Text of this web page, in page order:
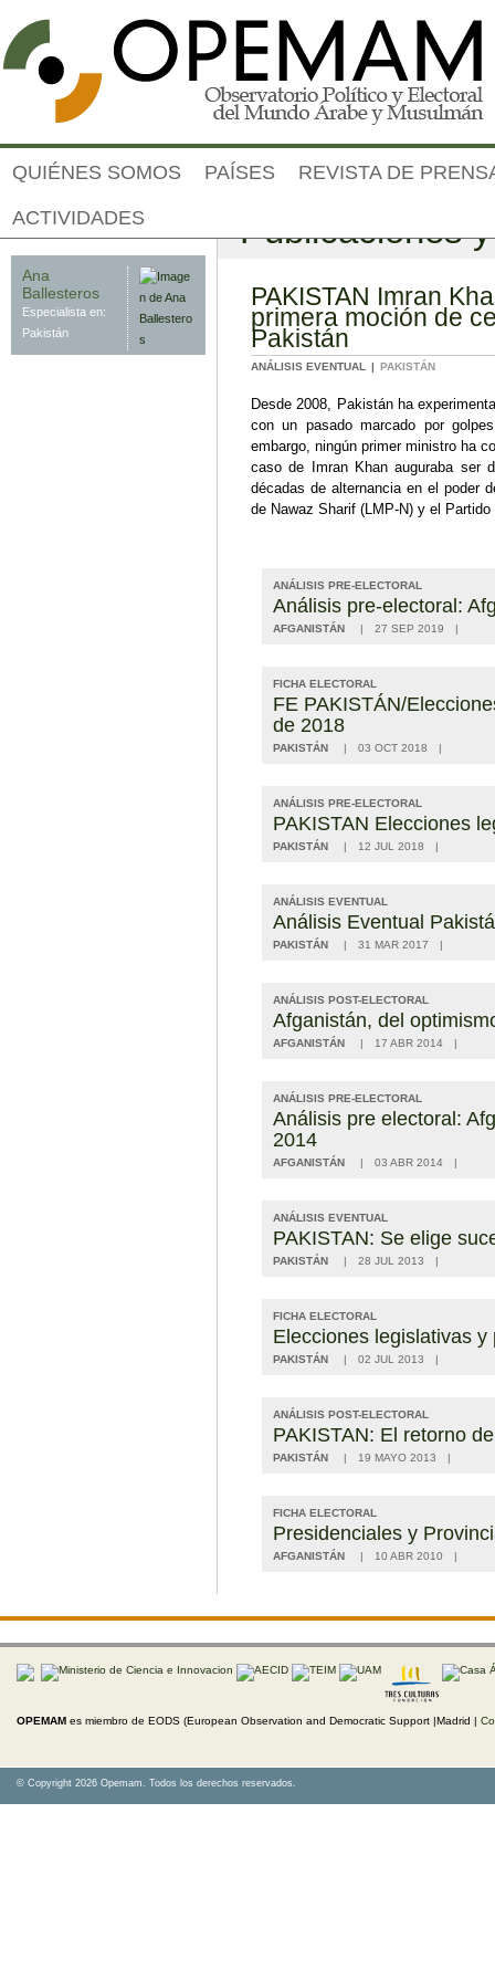
Publicaciones
PAKISTAN Imran
primera moción de
Pakistán
ANÁLISIS EVENTUAL PAKISTÁN
Desde 2008, Pakistán ha experimentado una sucesión de gobiernos electos que contrasta
con un pasado marcado por
embargo, ningún primer ministro ha
caso de Imran Khan auguraba ser
décadas de alternancia en el poder
de Nawaz Sharif (LMP-N) y el
ANÁLISIS PRE-ELECTORAL
Análisis pre-electoral:
AFGANISTÁN 27 SEP 2019
FICHA ELECTORAL
FE PAKISTÁN/
de 2018
PAKISTÁN 03 OCT 2018
ANÁLISIS PRE-ELECTORAL
PAKISTAN Elecciones
PAKISTÁN 12 JUL 2018
ANÁLISIS EVENTUAL
Análisis Eventual
PAKISTÁN 31 MAR 2017
ANÁLISIS POST-ELECTORAL
Afganistán, del
AFGANISTÁN 17 ABR 2014
ANÁLISIS PRE-ELECTORAL
Análisis pre electoral:
2014
AFGANISTÁN 03 ABR 2014
ANÁLISIS EVENTUAL
PAKISTAN: Se elige
PAKISTÁN 28 JUL 2013
FICHA ELECTORAL
Elecciones legislativas
PAKISTÁN 02 JUL 2013
ANÁLISIS POST-ELECTORAL
PAKISTAN: El retorno
PAKISTÁN 19 MAYO 2013
FICHA ELECTORAL
Presidenciales y
AFGANISTÁN 10 ABR 2010
QUIÉNES SOMOS PAÍSES REVISTA DE
ACTIVIDADES
Autor
Ana
Ballesteros
Especialista en:
Pakistán
OPEMAM es miembro de EODS (European Observation and Democratic Support |Madrid |
© Copyright 2026 Opemam. Todos los derechos reservados.